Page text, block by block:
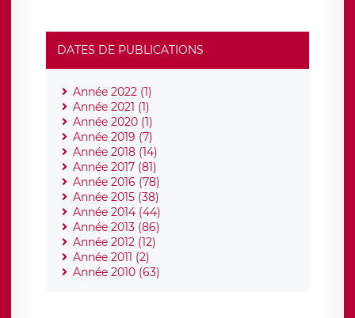
DATES DE PUBLICATIONS
Année 2022 (1)
Année 2021 (1)
Année 2020 (1)
Année 2019 (7)
Année 2018 (14)
Année 2017 (81)
Année 2016 (78)
Année 2015 (38)
Année 2014 (44)
Année 2013 (86)
Année 2012 (12)
Année 2011 (2)
Année 2010 (63)